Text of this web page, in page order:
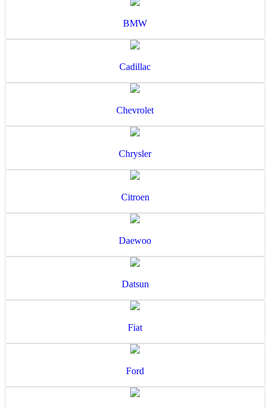
BMW
Cadillac
Chevrolet
Chrysler
Citroen
Daewoo
Datsun
Fiat
Ford